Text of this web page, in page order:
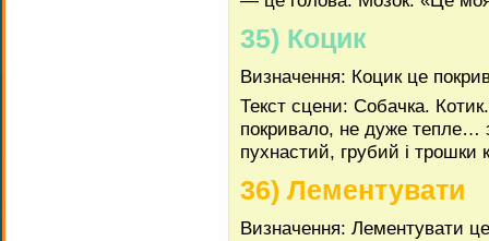
35) Коцик
Визначення: Коцик це
Текст сцени: Собачка.
покривало, не дуже тепле…
пухнастий, грубий і трошки
36) Лементувати
Визначення: Лементувати